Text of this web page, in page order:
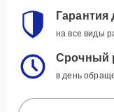
Гарантия
на все виды
Срочный
в день